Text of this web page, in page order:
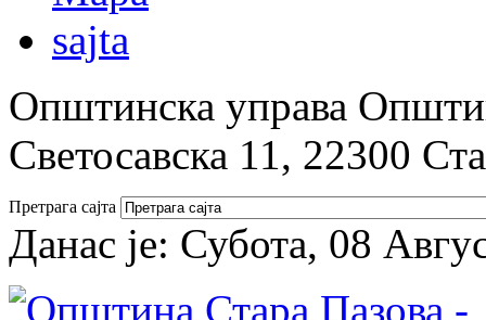
Општинска управа
Светосавска 11, 22300
Претрага сајта
Данас је: Субота, 08